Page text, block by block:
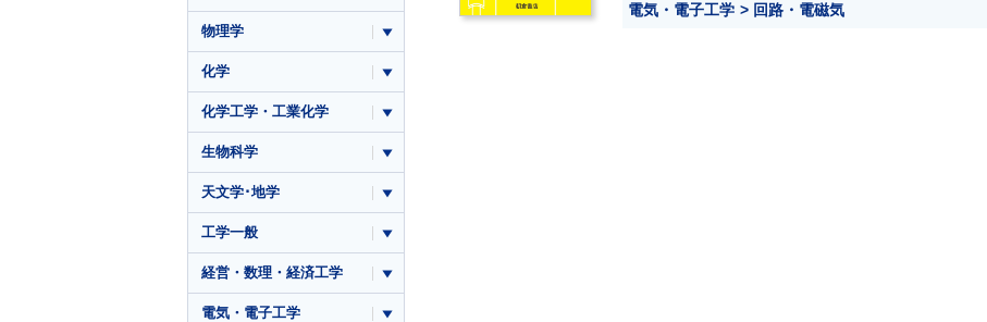
電気・電子工学
回路・電磁気
物理学
化学
化学工学・工業化学
生物科学
天文学･地学
工学一般
経営・数理・経済工学
電気・電子工学